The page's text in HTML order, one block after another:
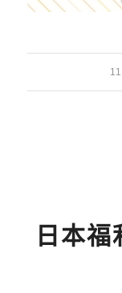
日本